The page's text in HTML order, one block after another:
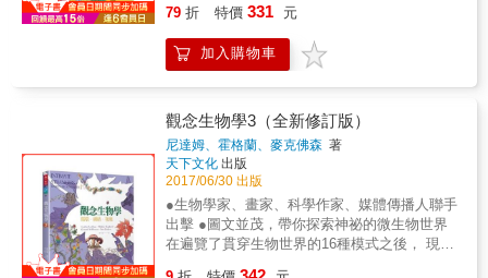
起點， 這是一位百歲生物學家留下來的一部浩
生物學》）
多，有椰子、楓糖、藍莓、杏仁等， 還敘說著
DNA如何解碼成蛋白質的故事。 讓一屋子的猴
子隨意亂敲電腦打字鍵盤， 有沒有可能突然出
周而復始，循環不已。 生命從一到多，由簡到
繁，一路悠悠走過漫長的40億年。 今天的世界
充滿物種的多樣性， 但演化仍保留著生命起源
的蛛絲馬跡，供人們去探索。 現在，甩掉枯燥
難記的構造名詞， 拋開「界、門、綱、目、
科、屬、種」的複雜分類， 請扭轉你的視野，
和我們一起踏上這條貫通生命奧祕的大道。
79 折 特價 331 元
加入購物車
觀念生物學3（全新修訂版）
尼達姆、霍格蘭、麥克佛森 著
天下文化 出版
2017/06/30 出版
●生物學家、畫家、科學作家、媒體傳播人聯手
出擊 ●圖文並茂，帶你探索神祕的微生物世界
在遍覽了貫穿生物世界的16種模式之後， 現